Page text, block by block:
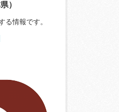
）
る情報です。